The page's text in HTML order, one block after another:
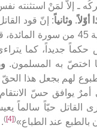
ـ إلاّ لمَنْ استثنته
أوّلاً. وثانياً: إنّ قود
شرّعه الله تعالى في التوراة، كما صرّح به
حكماً جديداً، كما
اختصّ به المسلمون.
لهم بجعل هذا الحقّ
يوافق حسّ الانتقام
القاتل حيّاً سالماً
عند الطباع»(
[4]
)
.